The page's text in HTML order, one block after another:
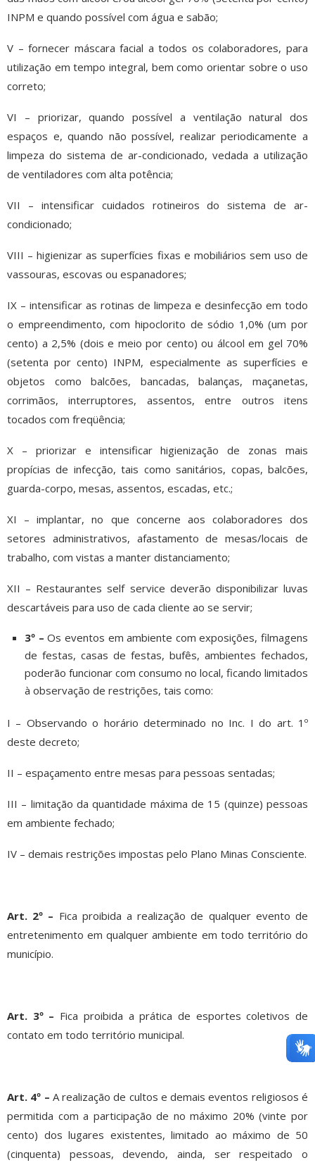
INPM e quando possível com água e sabão;
V – fornecer máscara facial a todos os colaboradores, para
utilização em tempo integral, bem como orientar sobre o uso
correto;
VI – priorizar, quando possível a ventilação natural dos
espaços e, quando não possível, realizar periodicamente a
limpeza do sistema de ar-condicionado, vedada a utilização
de ventiladores com alta potência;
VII – intensificar cuidados rotineiros do sistema de ar-
condicionado;
VIII – higienizar as superfícies fixas e mobiliários sem uso de
vassouras, escovas ou espanadores;
IX – intensificar as rotinas de limpeza e desinfecção em todo
o empreendimento, com hipoclorito de sódio 1,0% (um por
cento) a 2,5% (dois e meio por cento) ou álcool em gel 70%
(setenta por cento) INPM, especialmente as superfícies e
objetos como balcões, bancadas, balanças, maçanetas,
corrimãos, interruptores, assentos, entre outros itens
tocados com freqüência;
X – priorizar e intensificar higienização de zonas mais
propícias de infecção, tais como sanitários, copas, balcões,
guarda-corpo, mesas, assentos, escadas, etc.;
XI – implantar, no que concerne aos colaboradores dos
setores administrativos, afastamento de mesas/locais de
trabalho, com vistas a manter distanciamento;
XII – Restaurantes self service deverão disponibilizar luvas
descartáveis para uso de cada cliente ao se servir;
3º –Os eventos em ambiente com exposições, filmagens
de festas, casas de festas, bufês, ambientes fechados,
poderão funcionar com consumo no local, ficando limitados
à observação de restrições, tais como:
I – Observando o horário determinado no Inc. I do art. 1º
deste decreto;
II – espaçamento entre mesas para pessoas sentadas;
III – limitação da quantidade máxima de 15 (quinze) pessoas
em ambiente fechado;
IV – demais restrições impostas pelo Plano Minas Consciente.
Art. 2º – Fica proibida a realização de qualquer evento de
entretenimento em qualquer ambiente em todo território do
município.
Art. 3º – Fica proibida a prática de esportes coletivos de
contato em todo território municipal.
Art. 4º – A realização de cultos e demais eventos religiosos é
permitida com a participação de no máximo 20% (vinte por
cento) dos lugares existentes, limitado ao máximo de 50
(cinquenta) pessoas, devendo, ainda, ser respeitado o